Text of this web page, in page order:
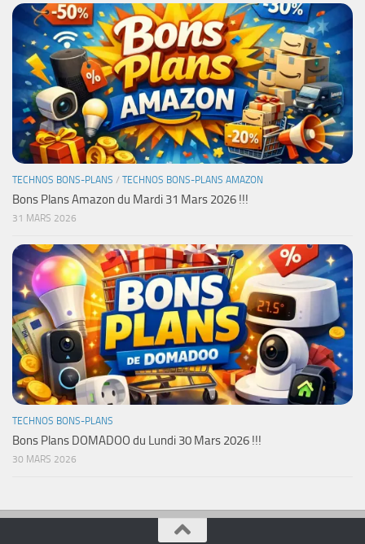
TECHNOS BONS-PLANS / TECHNOS BONS-PLANS AMAZON
Bons Plans Amazon du Mardi 31 Mars 2026 !!!
31 MARS 2026
TECHNOS BONS-PLANS
Bons Plans DOMADOO du Lundi 30 Mars 2026 !!!
30 MARS 2026